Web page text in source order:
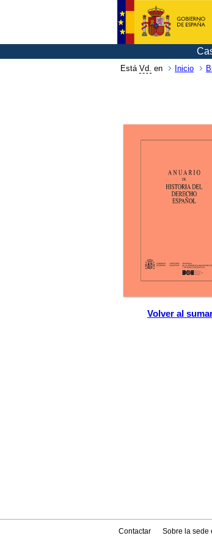
Está Vd. en Inicio
Volver al
Contactar Sobre la sede